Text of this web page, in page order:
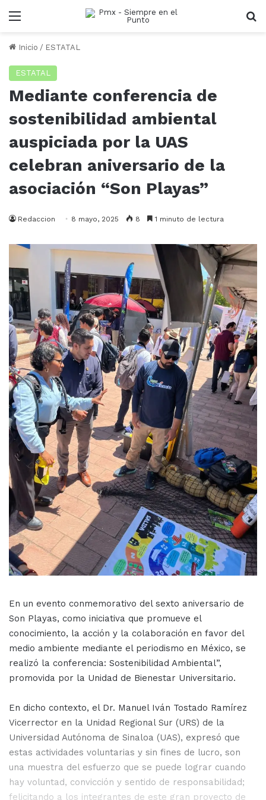
Menu
Inicio / ESTATAL
ESTATAL
Mediante conferencia de
sostenibilidad ambiental
auspiciada por la UAS
celebran aniversario de la
asociación “Son Playas”
Redaccion 8 mayo, 2025 8 1 minuto de lectura
En un evento conmemorativo del sexto aniversario de
Son Playas, como iniciativa que promueve el
conocimiento, la acción y la colaboración en favor del
medio ambiente mediante el periodismo en México, se
realizó la conferencia: Sostenibilidad Ambiental”,
promovida por la Unidad de Bienestar Universitario.
En dicho contexto, el Dr. Manuel Iván Tostado Ramírez
Vicerrector en la Unidad Regional Sur (URS) de la
Universidad Autónoma de Sinaloa (UAS), expresó que
estas actividades voluntarias y sin fines de lucro, son
una muestra del esfuerzo que se puede lograr cuando
hay voluntad, convicción y sentido de responsabilidad;
felicitando a los integrantes de este gran proyecto de